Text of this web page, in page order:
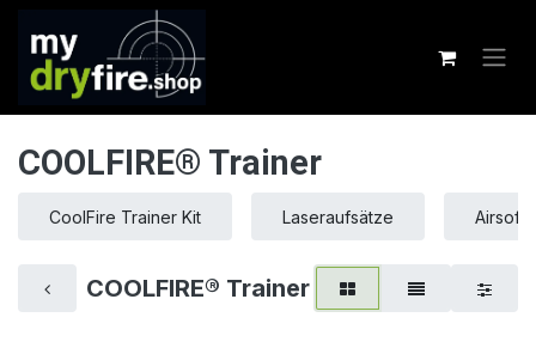
COOLFIRE® Trainer
CoolFire Trainer Kit Laseraufsätze
COOLFIRE® Trainer